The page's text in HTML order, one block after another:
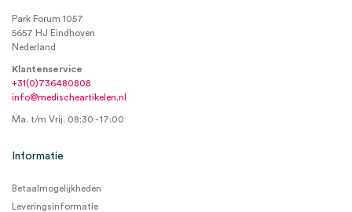
Park Forum 1057
5657 HJ Eindhoven
Nederland
Klantenservice
+31(0)736480808
info@medischeartikelen.nl
Ma. t/m Vrij. 08:30 - 17:00
Informatie
Betaalmogelijkheden
Leveringsinformatie